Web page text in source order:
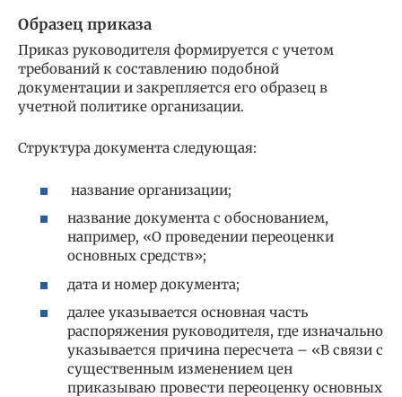
Образец приказа
Приказ руководителя формируется с учетом
требований к составлению подобной
документации и закрепляется его образец в
учетной политике организации.
Структура документа следующая:
название организации;
название документа с обоснованием,
например, «О проведении переоценки
основных средств»;
дата и номер документа;
далее указывается основная часть
распоряжения руководителя, где изначально
указывается причина пересчета – «В связи с
существенным изменением цен
приказываю провести переоценку основных